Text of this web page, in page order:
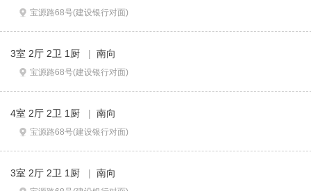
宝源路68号(建设银行对面)
3室 2厅 2卫 1厨 | 南向
宝源路68号(建设银行对面)
4室 2厅 2卫 1厨 | 南向
宝源路68号(建设银行对面)
3室 2厅 2卫 1厨 | 南向